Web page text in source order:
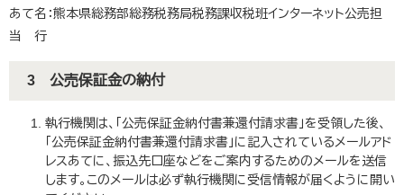
あて名：熊本県総務部総務税務局税務課収税班インターネット公売担
当 行
3 公売保証金の納付
執行機関は、「公売保証金納付書兼還付請求書」を受領した後、
「公売保証金納付書兼還付請求書」に記入されているメールアド
レスあてに、振込先口座などをご案内するためのメールを送信
します。このメールは必ず執行機関に受信情報が届くように開い